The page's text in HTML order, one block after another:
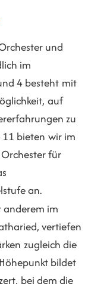
und
im
4 besteht mit
auf
zu
11 bieten wir im
für
an.
anderem im
vertiefen
zugleich die
bildet
bei dem die